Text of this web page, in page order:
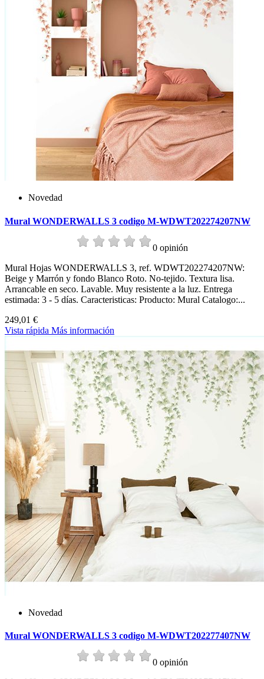
Novedad
Mural WONDERWALLS 3 codigo M-WDWT202274207NW
0 opinión
Mural Hojas WONDERWALLS 3, ref. WDWT202274207NW:
Beige y Marrón y fondo Blanco Roto. No-tejido. Textura lisa.
Arrancable en seco. Lavable. Muy resistente a la luz. Entrega
estimada: 3 - 5 días. Caracteristicas: Producto: Mural Catalogo:...
249,01 €
Vista rápida Más información
Novedad
Mural WONDERWALLS 3 codigo M-WDWT202277407NW
0 opinión